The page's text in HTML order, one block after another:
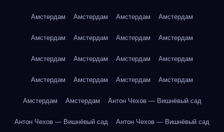
Амстердам Амстердам Амстердам Амстердам
Амстердам Амстердам Амстердам Амстердам
Амстердам Амстердам Амстердам Амстердам
Амстердам Амстердам Амстердам Амстердам
Амстердам Амстердам Антон Чехов — Вишнёвый сад
Антон Чехов — Вишнёвый сад Антон Чехов — Вишнёвый сад